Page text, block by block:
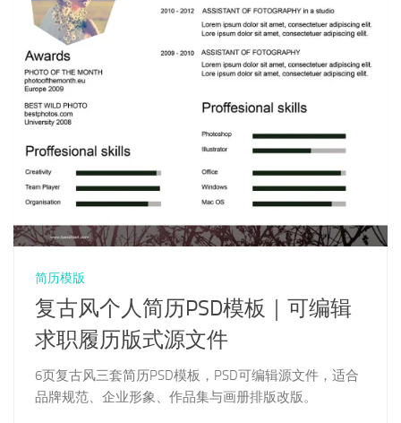
简历模版
复古风个人简历PSD模板｜可编辑
求职履历版式源文件
6页复古风三套简历PSD模板，PSD可编辑源文件，适合
品牌规范、企业形象、作品集与画册排版改版。